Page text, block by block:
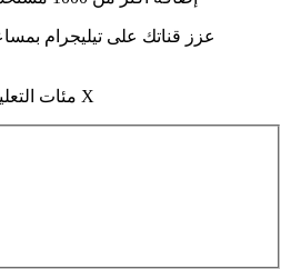
عزز قناتك على تيليجرام
مئات التعليقات العضوية في تيليجرام و X